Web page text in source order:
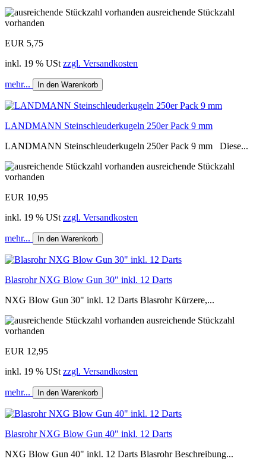
ausreichende Stückzahl
vorhanden
EUR 5,75
inkl. 19 % USt zzgl. Versandkosten
mehr... In den Warenkorb
LANDMANN Steinschleuderkugeln 250er Pack 9 mm
LANDMANN Steinschleuderkugeln 250er Pack 9 mm Diese...
ausreichende Stückzahl
vorhanden
EUR 10,95
inkl. 19 % USt zzgl. Versandkosten
mehr... In den Warenkorb
Blasrohr NXG Blow Gun 30" inkl. 12 Darts
NXG Blow Gun 30" inkl. 12 Darts Blasrohr Kürzere,...
ausreichende Stückzahl
vorhanden
EUR 12,95
inkl. 19 % USt zzgl. Versandkosten
mehr... In den Warenkorb
Blasrohr NXG Blow Gun 40" inkl. 12 Darts
NXG Blow Gun 40" inkl. 12 Darts Blasrohr Beschreibung...